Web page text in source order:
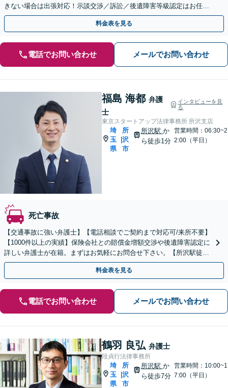
きない場合は出張対応！示談交渉／訴訟／後遺障害等級認定はお任せ
ください。【夜間・休日対応可】【初回相談無料】
料金表を見る
電話でお問い合わせ メールでお問い合わせ
福島 海都 弁護
士
インタビューを見
る
東京スタートアップ法律事務所 所沢支店
埼
玉
県
所
沢
市
所沢駅 か
ら徒歩1分
営業時間：06:30~2
2:00（平日）
死亡事故
【交通事故に強い弁護士】【電話相談でご契約まで対応可/来所不要】
【1000件以上の実績】保険会社との賠償金増額交渉や後遺障害認定に
詳しい弁護士が在籍。まずはお気軽にお問合せ下さい。【所沢駅徒歩
1分】
料金表を見る
電話でお問い合わせ メールでお問い合わせ
鶴羽 良弘 弁護士
段貞行法律事務所
埼
玉
県
所
沢
市
所沢駅 か
ら徒歩7分
営業時間：10:00~1
7:00（平日）